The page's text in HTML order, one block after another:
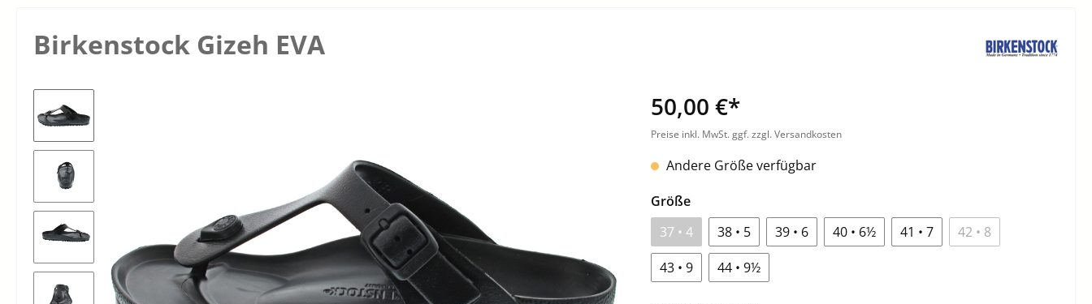
Birkenstock Gizeh EVA
50,00 €*
Preise inkl. MwSt. ggf. zzgl. Versandkosten
Andere Größe verfügbar
Größe
37 • 4
38 • 5 39 • 6 40 • 6½ 41 • 7
42 • 8
43 • 9
44 • 9½